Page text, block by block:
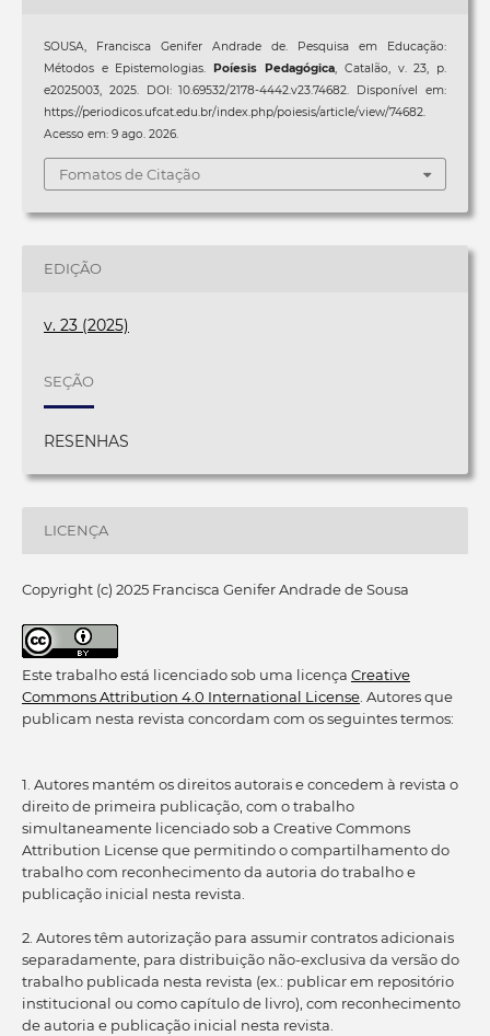
SOUSA, Francisca Genifer Andrade de. Pesquisa em Educação:
Métodos e Epistemologias.
Poíesis Pedagógica, Catalão, v. 23, p.
e2025003, 2025. DOI: 10.69532/2178-4442.v23.74682. Disponível em:
https://periodicos.ufcat.edu.br/index.php/poiesis/article/view/74682.
Acesso em: 9 ago. 2026.
Fomatos de Citação
EDIÇÃO
v. 23 (2025)
SEÇÃO
RESENHAS
LICENÇA
Copyright (c) 2025 Francisca Genifer Andrade de Sousa
Este trabalho está licenciado sob uma licença Creative
Commons Attribution 4.0 International License. Autores que
publicam nesta revista concordam com os seguintes termos:
1. Autores mantém os direitos autorais e concedem à revista o
direito de primeira publicação, com o trabalho
simultaneamente licenciado sob a Creative Commons
Attribution License que permitindo o compartilhamento do
trabalho com reconhecimento da autoria do trabalho e
publicação inicial nesta revista.
2. Autores têm autorização para assumir contratos adicionais
separadamente, para distribuição não-exclusiva da versão do
trabalho publicada nesta revista (ex.: publicar em repositório
institucional ou como capítulo de livro), com reconhecimento
de autoria e publicação inicial nesta revista.